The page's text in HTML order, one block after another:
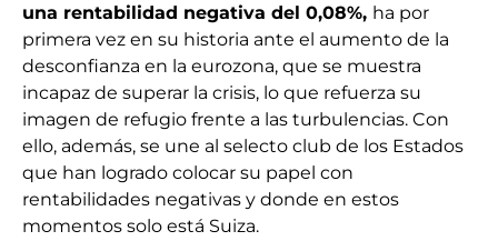
una rentabilidad negativa del 0,08%, ha por
primera vez en su historia ante el aumento de la
desconfianza en la eurozona, que se muestra
incapaz de superar la crisis, lo que refuerza su
imagen de refugio frente a las turbulencias. Con
ello, además, se une al selecto club de los Estados
que han logrado colocar su papel con
rentabilidades negativas y donde en estos
momentos solo está Suiza.